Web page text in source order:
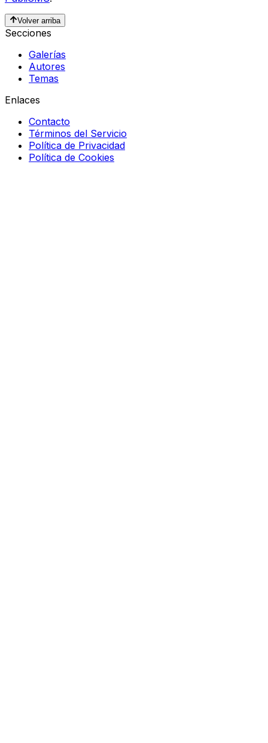
Volver arriba
Secciones
Galerías
Autores
Temas
Enlaces
Contacto
Términos del Servicio
Política de Privacidad
Política de Cookies